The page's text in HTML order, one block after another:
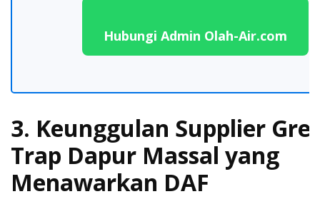
Hubungi Admin Olah-Air.com
3. Keunggulan Supplier
Trap Dapur Massal yang
Menawarkan DAF